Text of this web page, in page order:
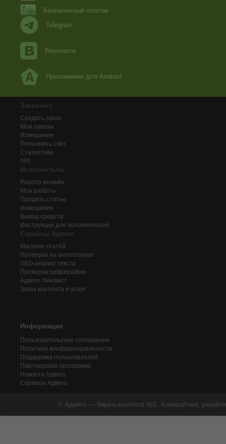
Безналичный платеж
Telegram
Вконтакте
Приложение для Android
Заказчику
Создать заказ
Мои заказы
Извещения
Пополнить счёт
Статистика
API
Исполнителю
Работа онлайн
Мои работы
Продать статью
Извещения
Вывод средств
Инструкции для исполнителей
Сервисы Адвего
Магазин статей
Проверка на антиплагиат
SEO-анализ текста
Проверка орфографии
Адвего Лингвист
Заказ контента и услуг
Информация
Пользовательское соглашение
Политика конфиденциальности
Поддержка пользователей
Партнерская программа
Новости Адвего
Сервисы Адвего
© Адвего — биржа контента №1. Копирайтинг,